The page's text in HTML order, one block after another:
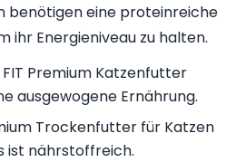
benötigen eine proteinreiche
ihr Energieniveau zu halten.
FIT Premium Katzenfutter
ausgewogene Ernährung.
Trockenfutter für Katzen
ist nährstoffreich.